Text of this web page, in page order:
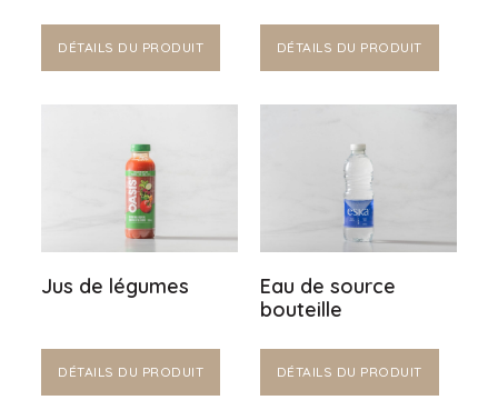
DÉTAILS DU PRODUIT DÉTAILS DU PRODUIT
Jus de légumes
DÉTAILS DU PRODUIT
Eau de source
bouteille
DÉTAILS DU PRODUIT